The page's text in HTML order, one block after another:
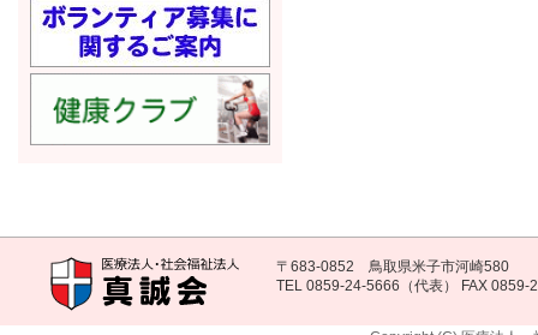
〒683-0852 鳥取県米子市河崎580
TEL 0859-24-5666（代表） FAX 0859-